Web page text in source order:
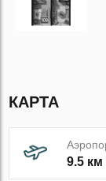
КАРТА
9.5 км